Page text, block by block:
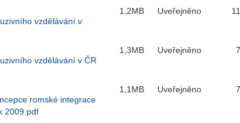
vzdělávání v
1,2MB Uveřejněno
vzdělávání v ČR
1,3MB Uveřejněno
romské integrace
2009.pdf
1,1MB Uveřejněno